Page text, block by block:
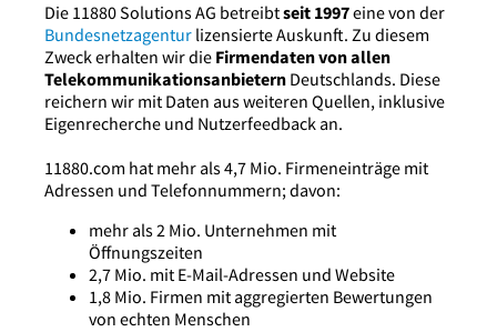
Die 11880 Solutions AG betreibtseit 1997eine von der
Bundesnetzagentur lizensierte Auskunft. Zu diesem
Zweck erhalten wir die Firmendaten von allen
Telekommunikationsanbietern Deutschlands. Diese
reichern wir mit Daten aus weiteren Quellen, inklusive
Eigenrecherche und Nutzerfeedback an.
11880.com hat mehr als 4,7 Mio. Firmeneinträge mit
Adressen und Telefonnummern; davon:
mehr als 2 Mio. Unternehmen mit
Öffnungszeiten
2,7 Mio. mit E-Mail-Adressen und Website
1,8 Mio. Firmen mit aggregierten Bewertungen
von echten Menschen